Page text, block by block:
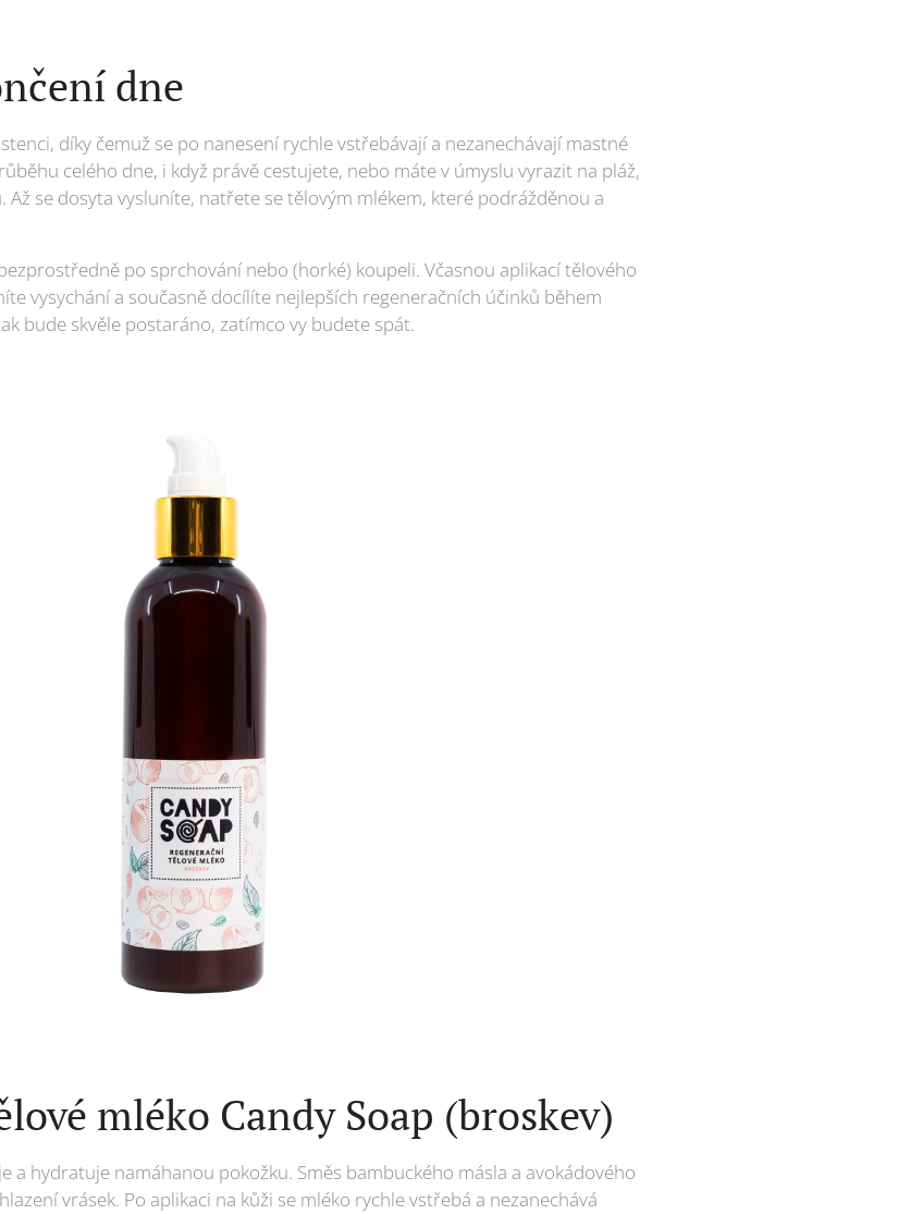
dne
díky čemuž se po nanesení rychle vstřebávají a nezanechávají mastné
celého dne, i když právě cestujete, nebo máte v úmyslu vyrazit na pláž,
se dosyta vysluníte, natřete se tělovým mlékem, které podrážděnou a
po sprchování nebo (horké) koupeli. Včasnou aplikací tělového
vysychání a současně docílíte nejlepších regeneračních účinků během
bude skvěle postaráno, zatímco vy budete spát.
mléko Candy Soap (broskev)
a hydratuje namáhanou pokožku. Směs bambuckého másla a avokádového
vrásek. Po aplikaci na kůži se mléko rychle vstřebá a nezanechává